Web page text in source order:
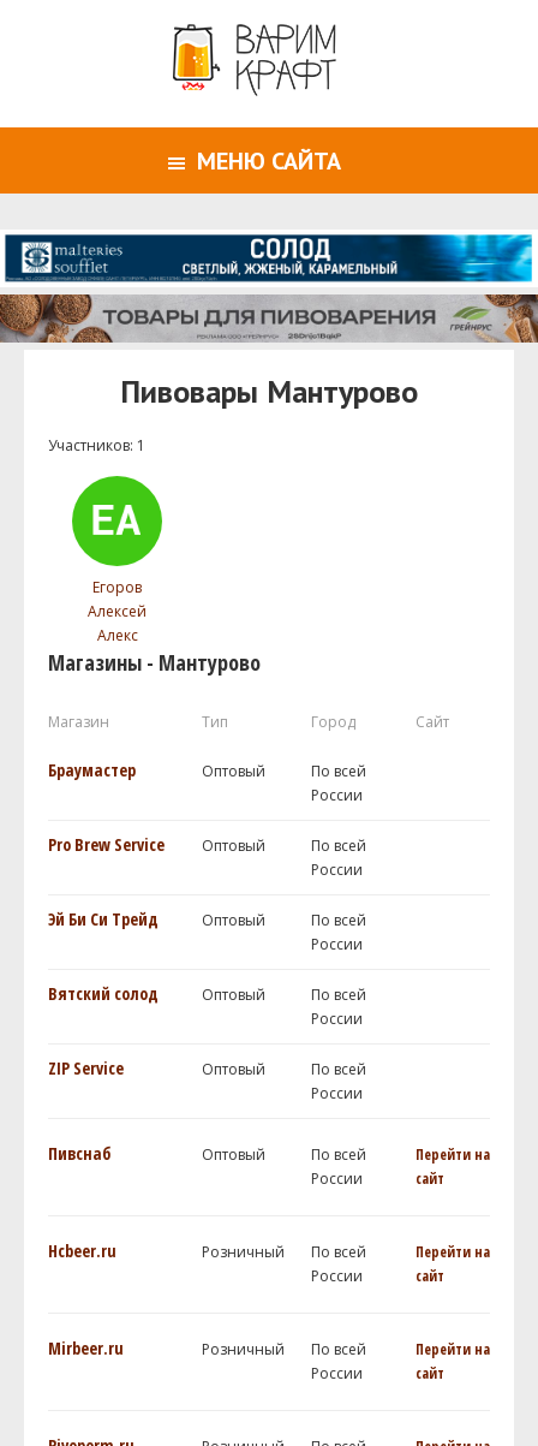
МЕНЮ САЙТА
Пивовары Мантурово
Участников: 1
Егоров
Алексей
Алекс
Магазины - Мантурово
Магазин Тип Город Сайт
Браумастер Оптовый
По всей
России
Pro Brew Service Оптовый
По всей
России
Эй Би Си Трейд Оптовый
По всей
России
Вятский солод Оптовый
По всей
России
ZIP Service Оптовый
По всей
России
Пивснаб Оптовый
По всей
России
Перейти на
сайт
Hcbeer.ru Розничный
По всей
России
Перейти на
сайт
Mirbeer.ru Розничный
По всей
России
Перейти на
сайт